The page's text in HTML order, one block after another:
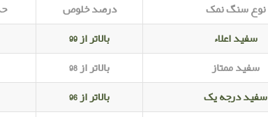
نوع سنگ نمک
درصد خلوص
سفید اعلاء
بالاتر از 99
سفید ممتاز
بالاتر از 98
سفید درجه یک
بالاتر از 96